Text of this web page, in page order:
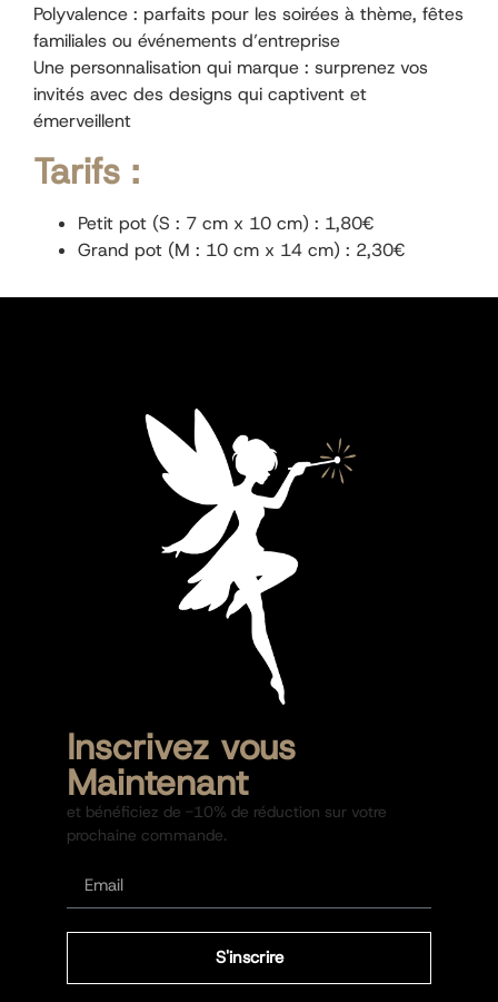
Polyvalence : parfaits pour les soirées à thème, fêtes
familiales ou événements d’entreprise
Une personnalisation qui marque : surprenez vos
invités avec des designs qui captivent et
émerveillent
Tarifs :
Petit pot (S : 7 cm x 10 cm) : 1,80€
Grand pot (M : 10 cm x 14 cm) : 2,30€
Inscrivez vous
Maintenant
et bénéficiez de -10% de réduction sur votre
prochaine commande.
S'inscrire